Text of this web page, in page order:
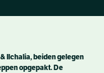
Ilchalia, beiden gelegen
opgepakt. De